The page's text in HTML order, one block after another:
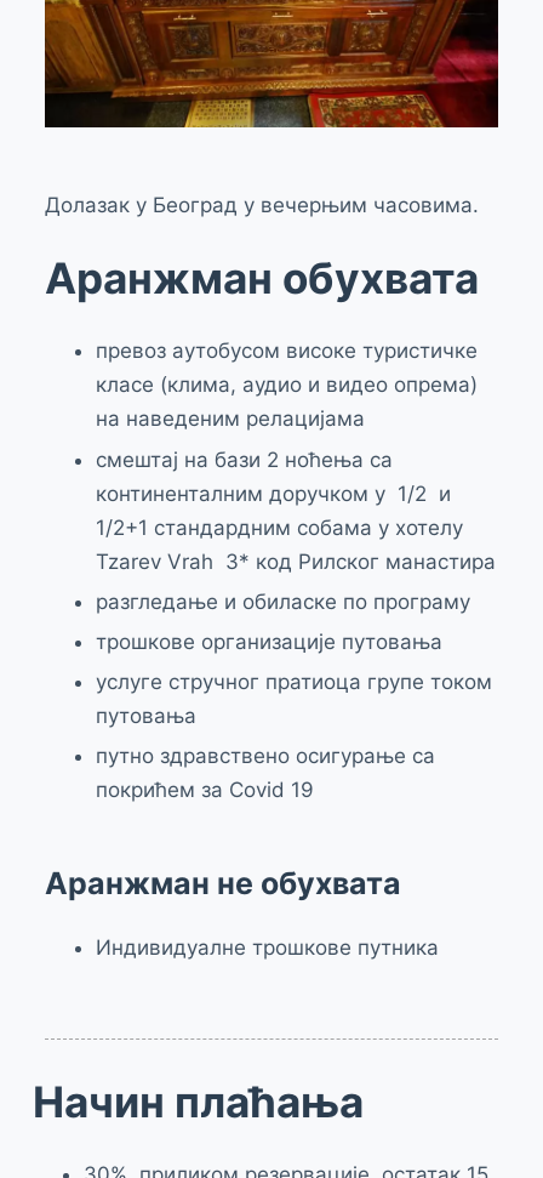
Долазак у Београд у вечерњим часовима.
Аранжман обухвата
превоз аутобусом високе туристичке
класе (клима, аудио и видео опрема)
на наведеним релацијама
смештај на бази 2 ноћења са
континенталним доручком у 1/2 и
1/2+1 стандардним собама у хотелу
Tzarev Vrah 3* код Рилског манастира
разгледање и обиласке по програму
трошкове организације путовања
услуге стручног пратиоца групе током
путовања
путно здравствено осигурање са
покрићем за Covid 19
Аранжман не обухвата
Индивидуалне трошкове путника
Начин плаћања